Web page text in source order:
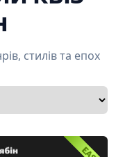
стилів та епох